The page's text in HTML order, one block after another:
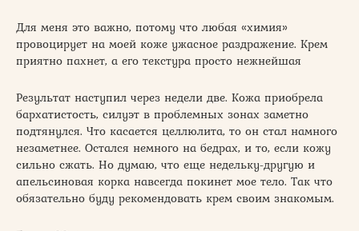
Для меня это важно, потому что любая «химия»
провоцирует на моей коже ужасное раздражение. Крем
приятно пахнет, а его текстура просто нежнейшая
Результат наступил через недели две. Кожа приобрела
бархатистость, силуэт в проблемных зонах заметно
подтянулся. Что касается целлюлита, то он стал намного
незаметнее. Остался немного на бедрах, и то, если кожу
сильно сжать. Но думаю, что еще недельку-другую и
апельсиновая корка навсегда покинет мое тело. Так что
обязательно буду рекомендовать крем своим знакомым.